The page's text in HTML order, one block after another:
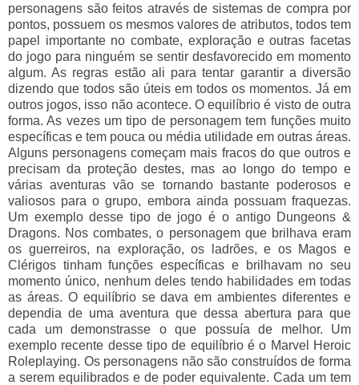
personagens são feitos através de sistemas de compra por
pontos, possuem os mesmos valores de atributos, todos tem
papel importante no combate, exploração e outras facetas
do jogo para ninguém se sentir desfavorecido em momento
algum. As regras estão ali para tentar garantir a diversão
dizendo que todos são úteis em todos os momentos. Já em
outros jogos, isso não acontece. O equilíbrio é visto de outra
forma. As vezes um tipo de personagem tem funções muito
específicas e tem pouca ou média utilidade em outras áreas.
Alguns personagens começam mais fracos do que outros e
precisam da proteção destes, mas ao longo do tempo e
várias aventuras vão se tornando bastante poderosos e
valiosos para o grupo, embora ainda possuam fraquezas.
Um exemplo desse tipo de jogo é o antigo Dungeons &
Dragons. Nos combates, o personagem que brilhava eram
os guerreiros, na exploração, os ladrões, e os Magos e
Clérigos tinham funções específicas e brilhavam no seu
momento único, nenhum deles tendo habilidades em todas
as áreas. O equilíbrio se dava em ambientes diferentes e
dependia de uma aventura que dessa abertura para que
cada um demonstrasse o que possuía de melhor. Um
exemplo recente desse tipo de equilíbrio é o Marvel Heroic
Roleplaying. Os personagens não são construídos de forma
a serem equilibrados e de poder equivalente. Cada um tem